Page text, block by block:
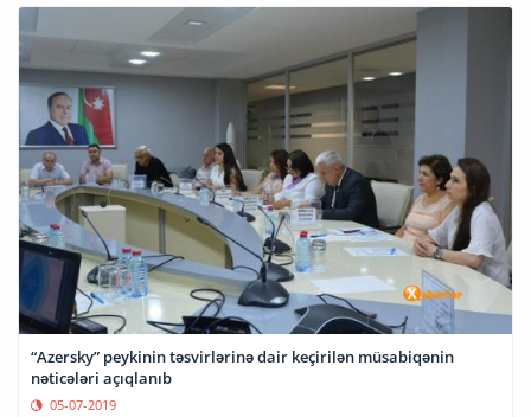
“Azersky” peykinin təsvirlərinə dair keçirilən müsabiqənin
nəticələri açıqlanıb
05-07-2019